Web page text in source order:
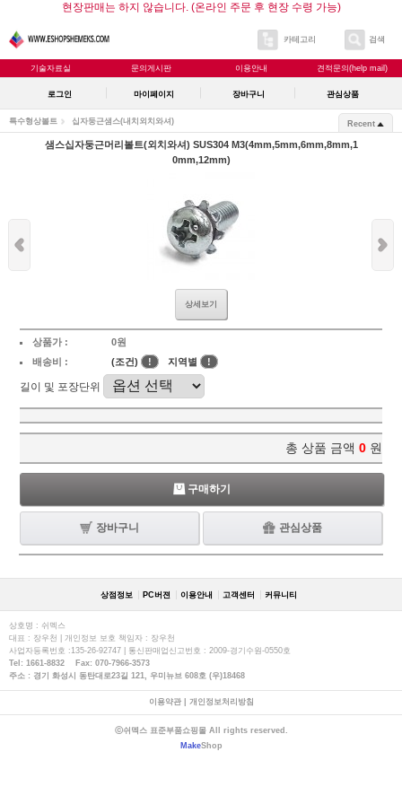
현장판매는 하지 않습니다. (온라인 주문 후 현장 수령 가능)
카테고리 검색
기술자료실 문의게시판 이용안내 견적문의(help mail)
로그인 마이페이지 장바구니 관심상품
특수형상볼트 십자둥근샘스(내치외치와셔) Recent
샘스십자둥근머리볼트(외치와셔) SUS304 M3(4mm,5mm,6mm,8mm,1
0mm,12mm)
상세보기
상품가 :
0원
배송비 :
(조건) ! 지역별 !
길이 및 포장단위
총 상품 금액 0 원
구매하기
장바구니 관심상품
상점정보 PC버젼 이용안내 고객센터 커뮤니티
상호명 : 쉬멕스
대표 : 장우천 | 개인정보 보호 책임자 : 장우천
사업자등록번호 :135-26-92747 | 통신판매업신고번호 : 2009-경기수원-0550호
Tel: 1661-8832 Fax: 070-7966-3573
주소 : 경기 화성시 동탄대로23길 121, 우미뉴브 608호 (우)18468
이용약관| 개인정보처리방침
ⓒ쉬멕스 표준부품쇼핑몰 All rights reserved.
MakeShop